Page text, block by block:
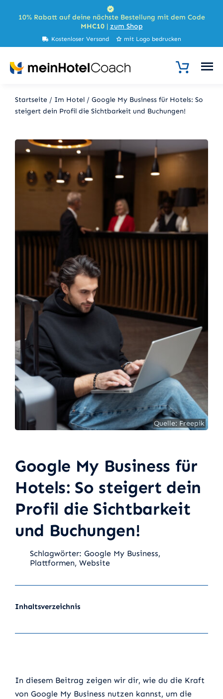
Inhalt10% Rabatt auf deine nächste Bestellung mit dem Code
MHC10| zum Shop
Kostenloser Versand mit Logo bedrucken
Startseite/ Im Hotel/ Google My Business für Hotels: So
steigert dein Profil die Sichtbarkeit und Buchungen!
Quelle: Freepik
Google My Business für
Hotels: So steigert dein
Profil die Sichtbarkeit
und Buchungen!
Schlagwörter: Google My Business,
Plattformen, Website
Inhaltsverzeichnis
In diesem Beitrag zeigen wir dir, wie du die Kraft
von Google My Business nutzen kannst, um die